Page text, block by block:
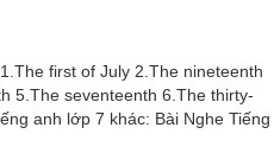
first of July 2.The nineteenth
5.The seventeenth 6.The thirty-
anh lớp 7 khác: Bài Nghe Tiếng